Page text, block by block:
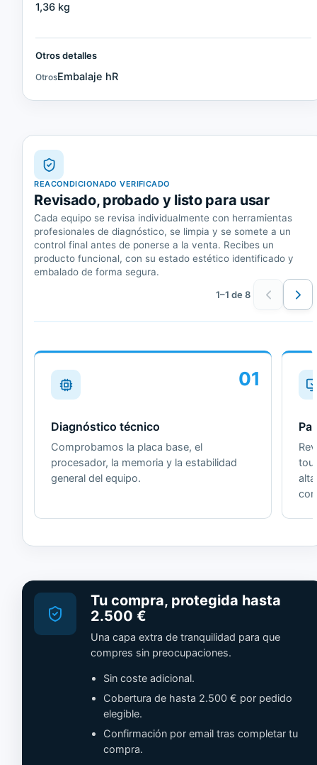
1,36 kg
Otros detalles
OtrosEmbalaje hR
REACONDICIONADO VERIFICADO
Revisado, probado y listo para usar
Cada equipo se revisa individualmente con herramientas
profesionales de diagnóstico, se limpia y se somete a un
control final antes de ponerse a la venta. Recibes un
producto funcional, con su estado estético identificado y
embalado de forma segura.
1–1 de 8
01
Diagnóstico técnico
Comprobamos la placa base, el
procesador, la memoria y la estabilidad
general del equipo.
Tu compra, protegida hasta
2.500 €
Una capa extra de tranquilidad para que
compres sin preocupaciones.
Sin coste adicional.
Cobertura de hasta 2.500 € por pedido
elegible.
Confirmación por email tras completar tu
compra.